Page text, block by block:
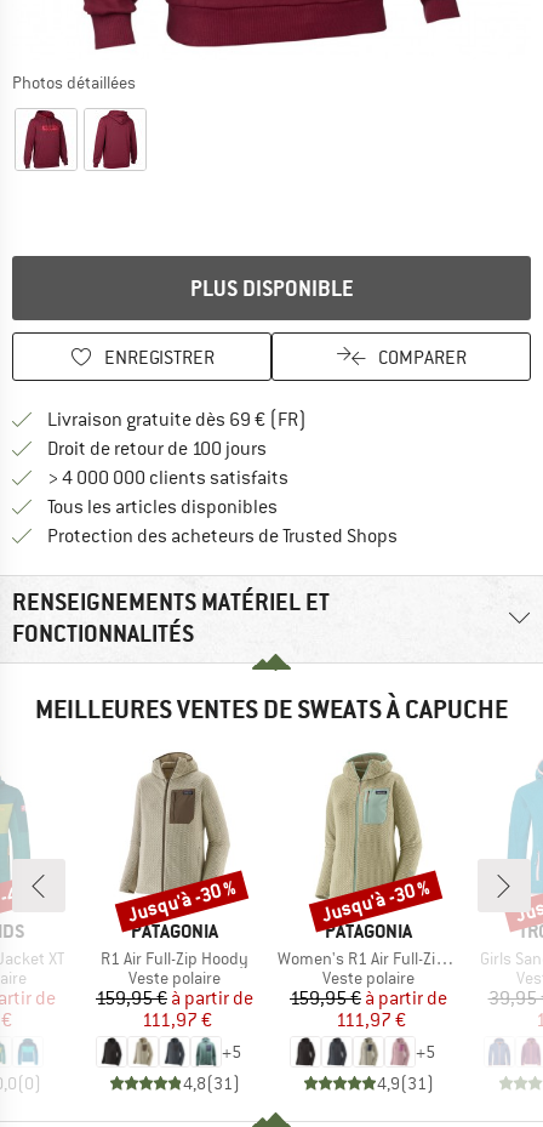
Photos détaillées
PLUS DISPONIBLE
ENREGISTRER COMPARER
Livraison gratuite dès 69 € (FR)
Droit de retour de 100 jours
> 4 000 000 clients satisfaits
Tous les articles disponibles
Protection des acheteurs de Trusted Shops
RENSEIGNEMENTS MATÉRIEL ET
FONCTIONNALITÉS
MEILLEURES VENTES DE SWEATS À CAPUCHE
XT
réduit
de
(0)
%
MARQUE
PATAGONIA
Article
R1 Air Full-Zip Hoody
Product group
Veste polaire
Prix
159,95 € Prix réduit
à partir de
111,97 €
+5
4,8(31 )
Remise
Jusqu'à -30 %
MARQUE
PATAGONIA
Article
Women's R1 Air Full-Zip Hoody
Product group
Veste polaire
Prix
159,95 € Prix réduit
à partir de
111,97 €
+5
4,9(31 )
Remise
Jusqu'à -30 %
Article
Girls
39,95